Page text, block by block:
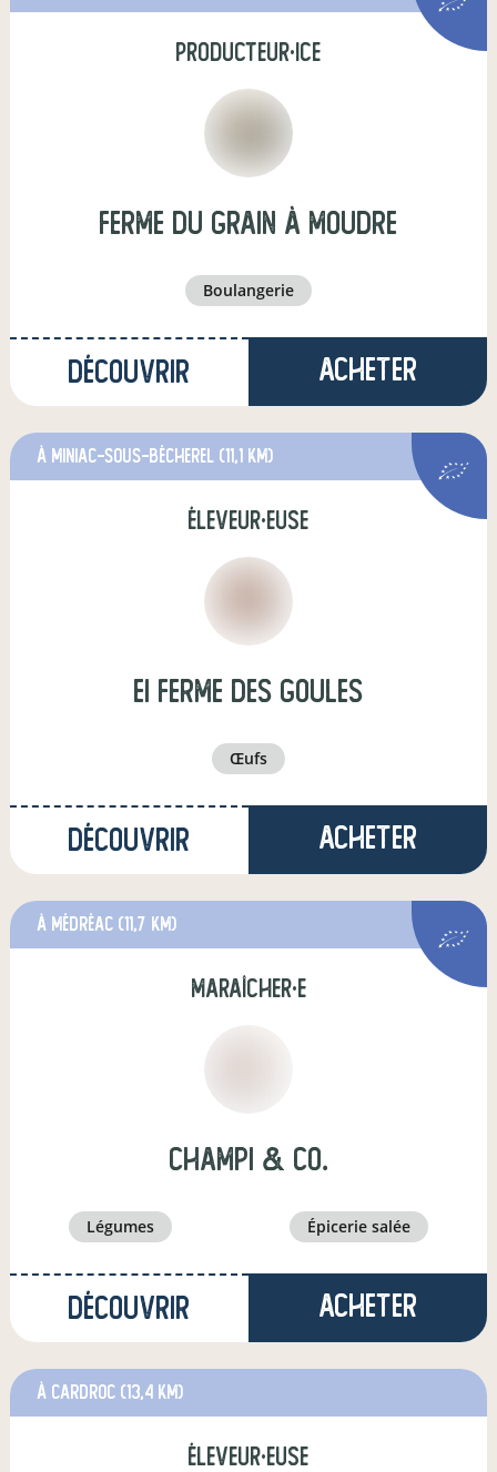
producteur·ice
Ferme du Grain à Moudre
boulangerie
Découvrir Acheter
à Miniac-sous-Bécherel (11,1 km)
éleveur·euse
EI Ferme des goules
œufs
Découvrir Acheter
à Médréac (11,7 km)
maraîcher·e
Champi & Co.
légumes épicerie salée
Découvrir Acheter
à Cardroc (13,4 km)
éleveur·euse